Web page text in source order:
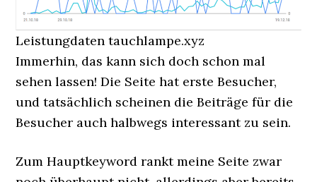
Leistungdaten tauchlampe.xyz
Immerhin, das kann sich doch schon mal
sehen lassen! Die Seite hat erste Besucher,
und tatsächlich scheinen die Beiträge für die
Besucher auch halbwegs interessant zu sein.
Zum Hauptkeyword rankt meine Seite zwar